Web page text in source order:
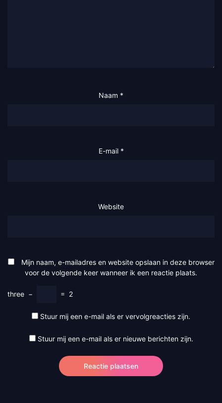
Naam *
E-mail *
Website
Mijn naam, e-mailadres en website opslaan in deze browser
voor de volgende keer wanneer ik een reactie plaats.
three − = 2
Stuur mij een e-mail als er vervolgreacties zijn.
Stuur mij een e-mail als er nieuwe berichten zijn.